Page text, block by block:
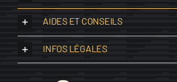
AIDES ET CONSEILS
INFOS LÉGALES